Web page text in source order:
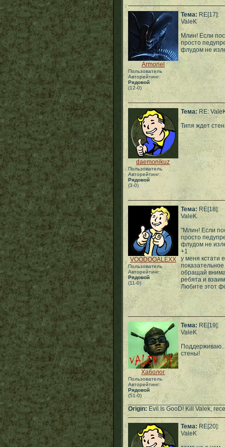
Armoriel
Пользователь
Авторейтинг:
Рядовой
(12-0)
Тема: RE[17]:
ValeK
Млин! Если
просто
флудом не
daemonikuz
Пользователь
Авторейтинг:
Рядовой
(3-0)
Тема: RE:
Типя ждет
VOODOOALEXX
Пользователь
Авторейтинг:
Рядовой
(11-0)
Тема: RE[18]:
ValeK
"Млин! Если
просто
флудом не
+1
у меня кстати
обращай
ребята и
Любите этот
Хаболог
Пользователь
Авторейтинг:
Рядовой
(51-0)
Тема: RE[19]:
ValeK
стены!
Origin: Evil Is GooD! Kill Valek,
Тема: RE[20]:
ValeK